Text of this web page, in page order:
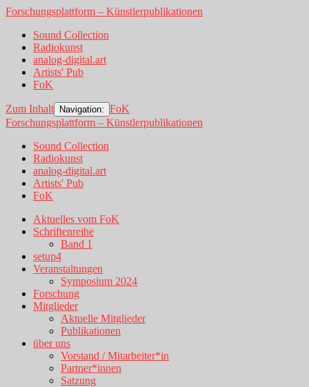
Forschungsplattform – Künstlerpublikationen
Sound Collection
Radiokunst
analog-digital.art
Artists' Pub
FoK
Zum Inhalt Navigation: FoK
Forschungsplattform – Künstlerpublikationen
Sound Collection
Radiokunst
analog-digital.art
Artists' Pub
FoK
Aktuelles vom FoK
Schriftenreihe
Band 1
setup4
Veranstaltungen
Symposium 2024
Forschung
Mitglieder
Aktuelle Mitglieder
Publikationen
über uns
Vorstand / Mitarbeiter*in
Partner*innen
Satzung